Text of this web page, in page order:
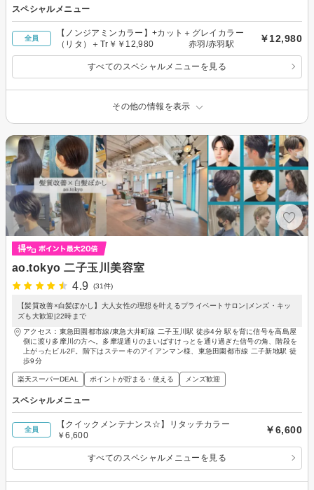
スペシャルメニュー
全員
【ノンジアミンカラー】+カット＋グレイカラー
（リタ）＋Tr￥￥12,980 赤羽/赤羽駅
￥12,980
すべてのスペシャルメニューを見る
その他の情報を表示
ao.tokyo 二子玉川美容室
4.9
(31件)
【髪質改善×白髪ぼかし】大人女性の理想を叶えるプライベートサロン|メンズ・キッ
ズも大歓迎|22時まで
アクセス：東急田園都市線/東急大井町線 二子玉川駅 徒歩4分 駅を背に信号を高島屋
側に渡り多摩川の方へ。多摩堤通りのまいばすけっとを通り過ぎた信号の角、階段を
上がったビル2F。階下はステーキのアイアンマン様、東急田園都市線 二子新地駅 徒
歩9分
楽天スーパーDEAL ポイントが貯まる・使える メンズ歓迎
スペシャルメニュー
全員
【クイックメンテナンス☆】リタッチカラー
￥6,600
￥6,600
すべてのスペシャルメニューを見る